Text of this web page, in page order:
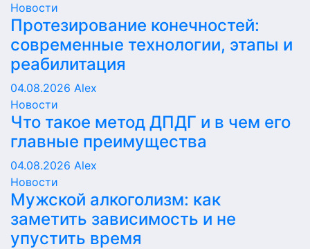
Новости
Протезирование конечностей:
современные технологии, этапы и
реабилитация
04.08.2026 Alex
Новости
Что такое метод ДПДГ и в чем его
главные преимущества
04.08.2026 Alex
Новости
Мужской алкоголизм: как
заметить зависимость и не
упустить время